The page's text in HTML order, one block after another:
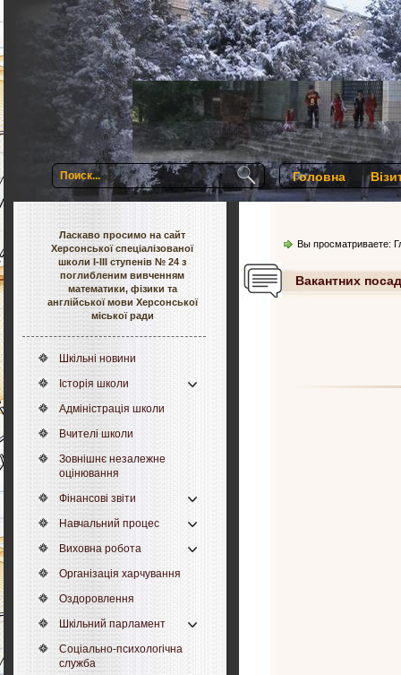
Головна
Ласкаво просимо на сайт
Херсонської спеціалізованої
школи І-ІІІ ступенів № 24 з
поглибленим вивченням
математики, фізики та
англійської мови Херсонської
міської ради
Шкільні новини
Історія школи
Адміністрація школи
Вчителі школи
Зовнішнє незалежне
оцінювання
Фінансові звіти
Навчальний процес
Виховна робота
Організація харчування
Оздоровлення
Шкільний парламент
Соціально-психологічна
служба
Вы просматриваете:
Вакантних